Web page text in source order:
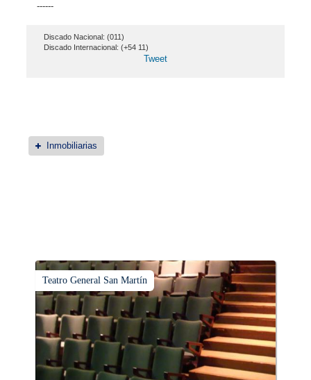
------
Discado Nacional: (011)
Discado Internacional: (+54 11)
Tweet
Inmobiliarias
Teatro General San Martín